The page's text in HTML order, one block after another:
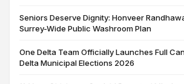
Seniors Deserve Dignity: Honveer
Surrey-Wide Public Washroom Plan
One Delta Team Officially Launches Full
Delta Municipal Elections 2026